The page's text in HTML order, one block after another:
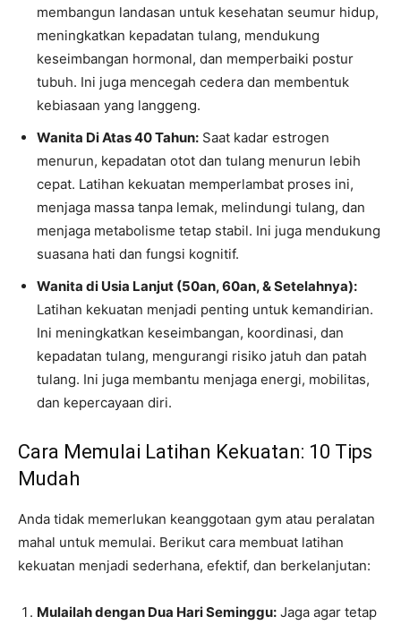
membangun landasan untuk kesehatan seumur hidup,
meningkatkan kepadatan tulang, mendukung
keseimbangan hormonal, dan memperbaiki postur
tubuh. Ini juga mencegah cedera dan membentuk
kebiasaan yang langgeng.
Wanita Di Atas 40 Tahun: Saat kadar estrogen
menurun, kepadatan otot dan tulang menurun lebih
cepat. Latihan kekuatan memperlambat proses ini,
menjaga massa tanpa lemak, melindungi tulang, dan
menjaga metabolisme tetap stabil. Ini juga mendukung
suasana hati dan fungsi kognitif.
Wanita di Usia Lanjut (50an, 60an, & Setelahnya):
Latihan kekuatan menjadi penting untuk kemandirian.
Ini meningkatkan keseimbangan, koordinasi, dan
kepadatan tulang, mengurangi risiko jatuh dan patah
tulang. Ini juga membantu menjaga energi, mobilitas,
dan kepercayaan diri.
Cara Memulai Latihan Kekuatan: 10 Tips
Mudah
Anda tidak memerlukan keanggotaan gym atau peralatan
mahal untuk memulai. Berikut cara membuat latihan
kekuatan menjadi sederhana, efektif, dan berkelanjutan:
Mulailah dengan Dua Hari Seminggu: Jaga agar tetap